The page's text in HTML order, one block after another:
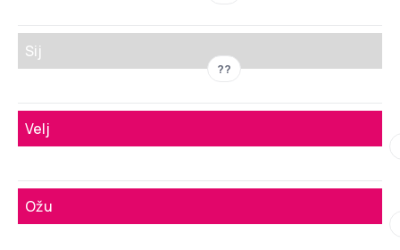
Sij
??
Velj
Ožu